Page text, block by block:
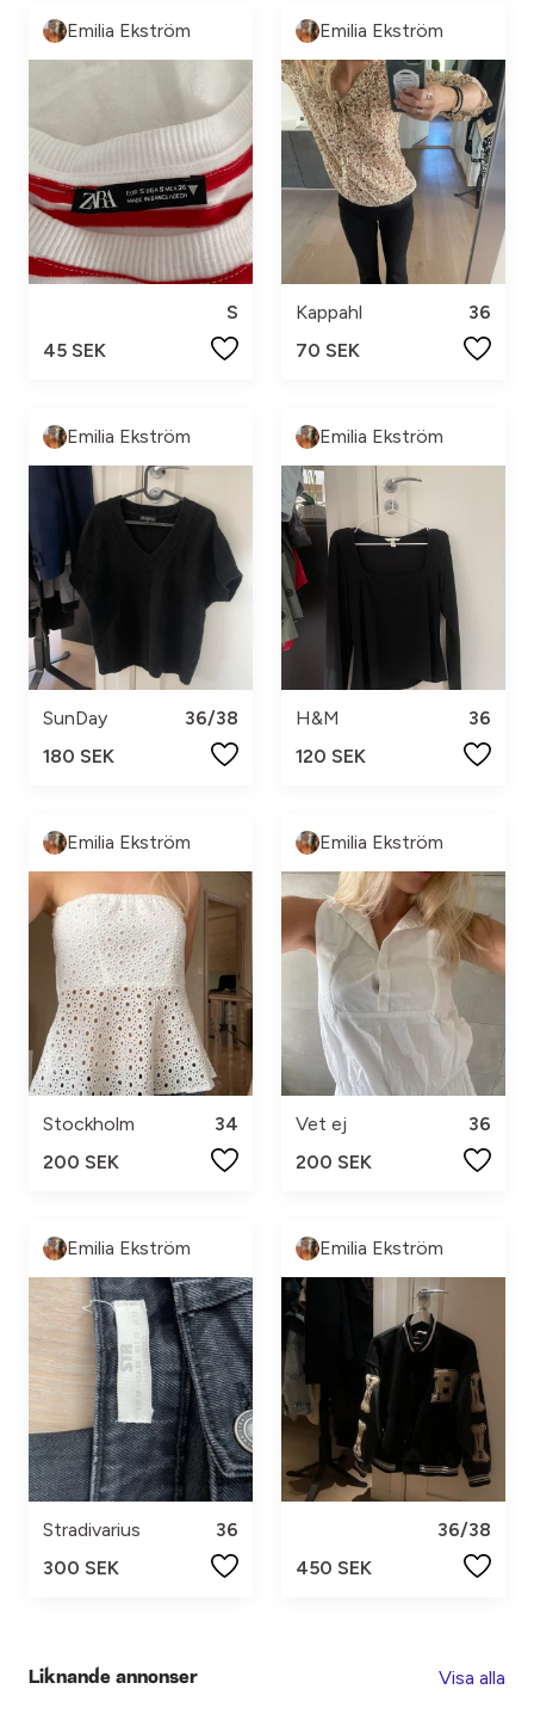
Emilia Ekström
S
45 SEK
Emilia Ekström
Kappahl
36
70 SEK
Emilia Ekström
SunDay
36/38
180 SEK
Emilia Ekström
H&M
36
120 SEK
Emilia Ekström
Stockholm
34
200 SEK
Emilia Ekström
Vet ej
36
200 SEK
Emilia Ekström
Stradivarius
36
300 SEK
Emilia Ekström
36/38
450 SEK
Liknande annonser Visa alla